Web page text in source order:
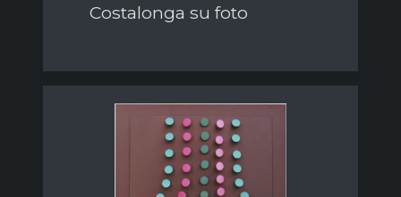
Costalonga su foto